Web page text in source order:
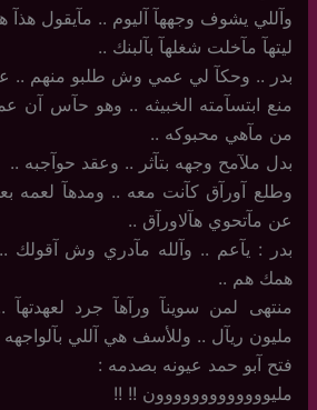
وآللي يشوف وجههآ آليوم .. مآيقول
ليتهآ مآخلت شغلهآ بآلبنك ..
بدر ..‏ وحكآ لي عمي وش طلبو منهم ..
منع ابتسآمته الخبيثه .. وهو حآس آن
من مآهي محبوكه ..
بدل ملآمح وجهه بتآثر .. وعقد حوآجبه ..
وطلع آورآق كآنت معه .. ومدهآ لعمه
عن مآتحوي هآلاورآق ..
بدر : يآعم .. وآلله مآدري وش آقولك
همك هم ..
منتهى لمن سوينآ ورآهآ جرد
مليون ريآل .. وللأسف هي آللي
فتح آبو حمد عيونه بصدمه :
مليووووووووووووون !! !!